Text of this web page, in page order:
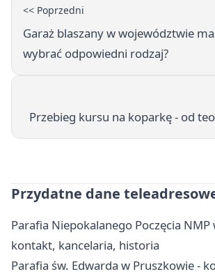
<< Poprzedni
Garaż blaszany w województwie
wybrać odpowiedni rodzaj?
Przebieg kursu na koparkę - od
Przydatne dane
Parafia Niepokalanego Poczęcia NMP
kontakt, kancelaria, historia
Parafia św. Edwarda w Pruszkowie -